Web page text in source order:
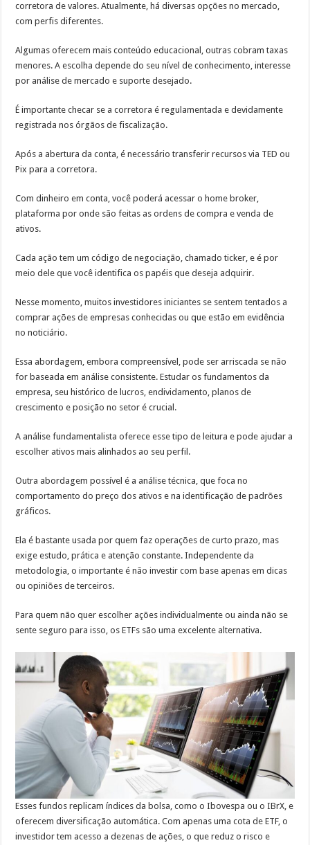
corretora de valores. Atualmente, há diversas opções no mercado,
com perfis diferentes.
Algumas oferecem mais conteúdo educacional, outras cobram taxas
menores. A escolha depende do seu nível de conhecimento, interesse
por análise de mercado e suporte desejado.
É importante checar se a corretora é regulamentada e devidamente
registrada nos órgãos de fiscalização.
Após a abertura da conta, é necessário transferir recursos via TED ou
Pix para a corretora.
Com dinheiro em conta, você poderá acessar o home broker,
plataforma por onde são feitas as ordens de compra e venda de
ativos.
Cada ação tem um código de negociação, chamado ticker, e é por
meio dele que você identifica os papéis que deseja adquirir.
Nesse momento, muitos investidores iniciantes se sentem tentados a
comprar ações de empresas conhecidas ou que estão em evidência
no noticiário.
Essa abordagem, embora compreensível, pode ser arriscada se não
for baseada em análise consistente. Estudar os fundamentos da
empresa, seu histórico de lucros, endividamento, planos de
crescimento e posição no setor é crucial.
A análise fundamentalista oferece esse tipo de leitura e pode ajudar a
escolher ativos mais alinhados ao seu perfil.
Outra abordagem possível é a análise técnica, que foca no
comportamento do preço dos ativos e na identificação de padrões
gráficos.
Ela é bastante usada por quem faz operações de curto prazo, mas
exige estudo, prática e atenção constante. Independente da
metodologia, o importante é não investir com base apenas em dicas
ou opiniões de terceiros.
Para quem não quer escolher ações individualmente ou ainda não se
sente seguro para isso, os ETFs são uma excelente alternativa.
Esses fundos replicam índices da bolsa, como o Ibovespa ou o IBrX, e
oferecem diversificação automática. Com apenas uma cota de ETF, o
investidor tem acesso a dezenas de ações, o que reduz o risco e